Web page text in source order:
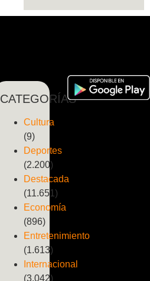
CATEGORÍAS
Cultura
(9)
Deportes
(2.200)
Destacada
(11.651)
Economía
(896)
Entretenimiento
(1.613)
Internacional
(3.042)